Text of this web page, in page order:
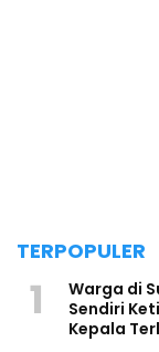
TERPOPULER
1
Warga di
Sendiri
Kepala